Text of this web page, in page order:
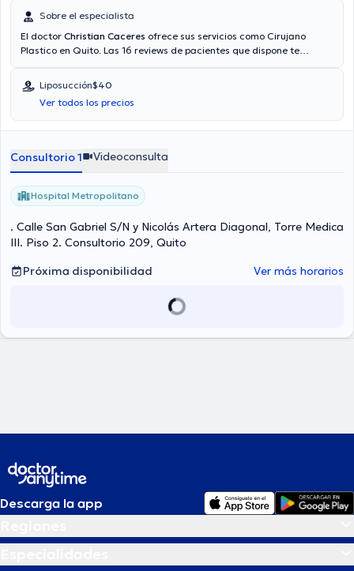
Sobre el especialista
El doctor Christian Caceres ofrece sus servicios como Cirujano
Plastico en Quito. Las 16 reviews de pacientes que dispone te
plástica reconstructiva. Aseguradoras tales como Consulta
privada, Vía reembolso con cualquier aseguradora son aceptadas.
El precio de la consulta con el médico especialista Christian
Caceres es de $40. En su consultorio abarca todo lo relacionado
Liposucción$40
Ver todos los precios
Consultorio 1 Videoconsulta
Hospital Metropolitano
. Calle San Gabriel S/N y Nicolás Artera Diagonal, Torre Medica
III. Piso 2. Consultorio 209, Quito
Próxima disponibilidad
Ver más horarios
Descarga la app